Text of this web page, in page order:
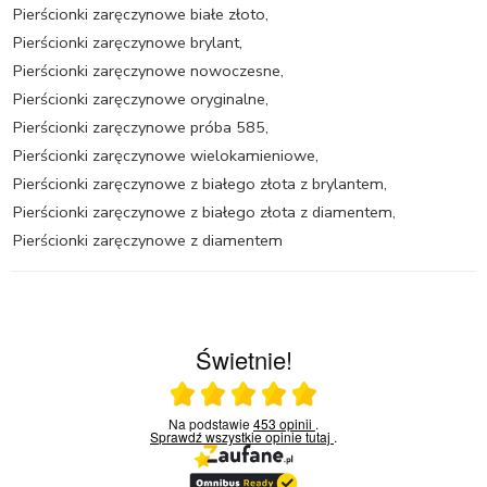
Pierścionki zaręczynowe białe złoto,
Pierścionki zaręczynowe brylant,
Pierścionki zaręczynowe nowoczesne,
Pierścionki zaręczynowe oryginalne,
Pierścionki zaręczynowe próba 585,
Pierścionki zaręczynowe wielokamieniowe,
Pierścionki zaręczynowe z białego złota z brylantem,
Pierścionki zaręczynowe z białego złota z diamentem,
Pierścionki zaręczynowe z diamentem
Świetnie!
Ocena średnia 5 na 5
Na podstawie453 opinii .
Sprawdź wszystkie opinietutaj .